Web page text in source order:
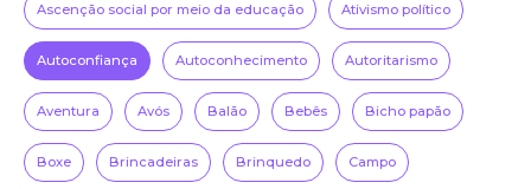
Ascenção social por meio da educação Ativismo político
Autoconfiança Autoconhecimento Autoritarismo
Aventura Avós Balão Bebês Bicho papão
Boxe Brincadeiras Brinquedo Campo